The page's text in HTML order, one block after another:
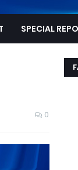
SPECIAL
0